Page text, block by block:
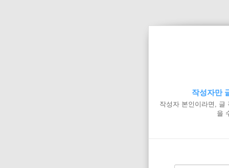
작성자만
작성자 본인이라면, 글
을